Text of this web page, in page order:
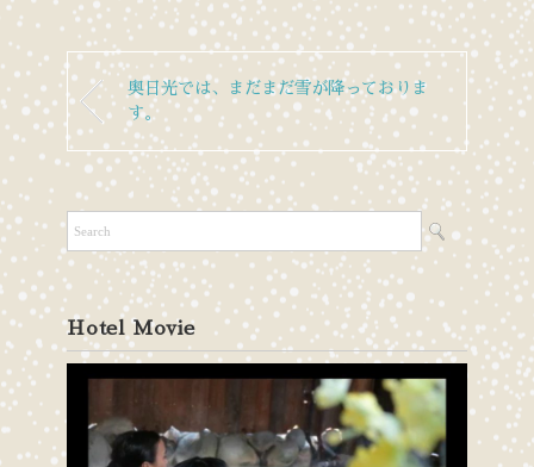
奥日光では、まだまだ雪が降っておりま
す。
Hotel Movie